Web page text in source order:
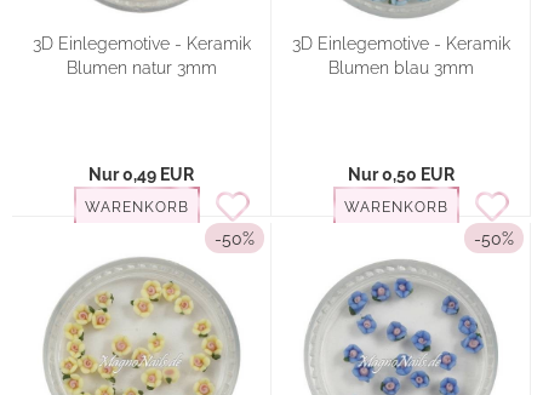
3D Einlegemotive - Keramik
Blumen natur 3mm
Nur 0,49 EUR
WARENKORB
3D Einlegemotive - Keramik
Blumen blau 3mm
Nur 0,50 EUR
WARENKORB
-50% -50%